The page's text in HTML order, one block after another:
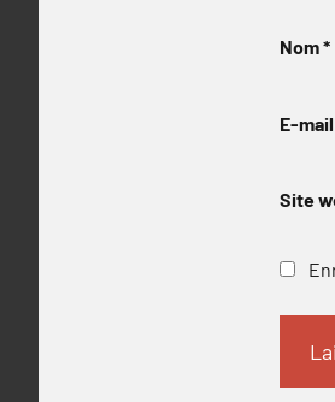
Nom*
E-mail
Site